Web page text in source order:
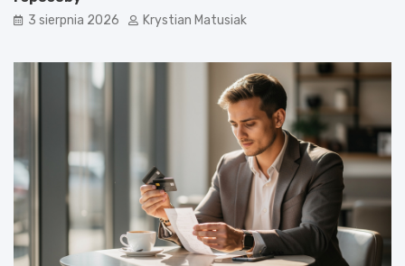
3 sierpnia 2026 Krystian Matusiak